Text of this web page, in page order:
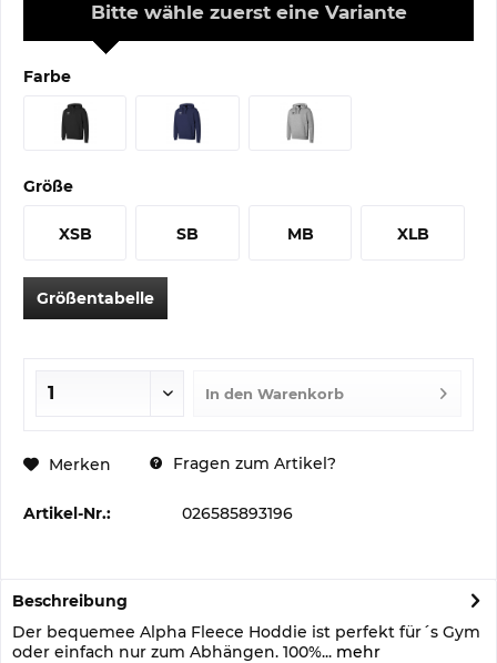
Bitte wähle zuerst eine Variante
Farbe
Größe
XSB SB MB XLB
Größentabelle
In den Warenkorb
Merken Fragen zum Artikel?
Artikel-Nr.: 026585893196
Beschreibung
Der bequemee Alpha Fleece Hoddie ist perfekt für´s Gym
oder einfach nur zum Abhängen. 100%... mehr